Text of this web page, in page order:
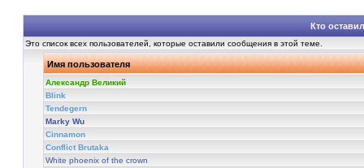
Кто
Это список всех пользователей, которые оставили сообщения в этой теме.
Имя пользователя
Александр Великий
Blink
Tendegern
Marky Wu
Cinnamon
Conflict Brutaka
White phoenix of the crown